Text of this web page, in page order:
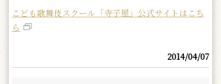
こども歌舞伎スクール「寺子屋」公式サイトはこち
ら
2014/04/07